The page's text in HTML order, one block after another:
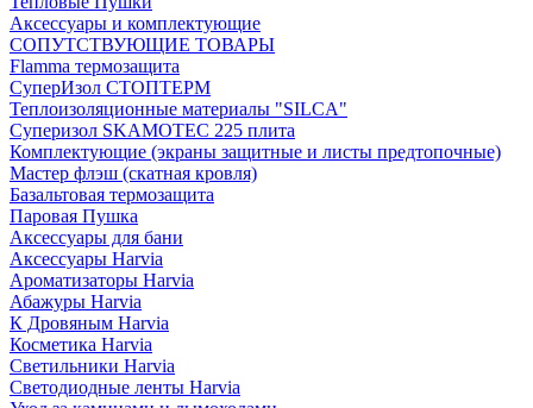
Аксессуары и комплектующие
СОПУТСТВУЮЩИЕ ТОВАРЫ
Flamma термозащита
СуперИзол СТОПТЕРМ
Теплоизоляционные материалы "SILCA"
Суперизол SKAMOTEC 225 плита
Комплектующие (экраны защитные и листы предтопочные)
Мастер флэш (скатная кровля)
Базальтовая термозащита
Паровая Пушка
Аксессуары для бани
Аксессуары Harvia
Ароматизаторы Harvia
Абажуры Harvia
К Дровяным Harvia
Косметика Harvia
Светильники Harvia
Светодиодные ленты Harvia